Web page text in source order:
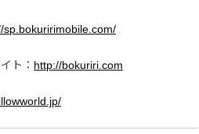
sp.bokuririmobile.com/
ト： http://bokuriri.com